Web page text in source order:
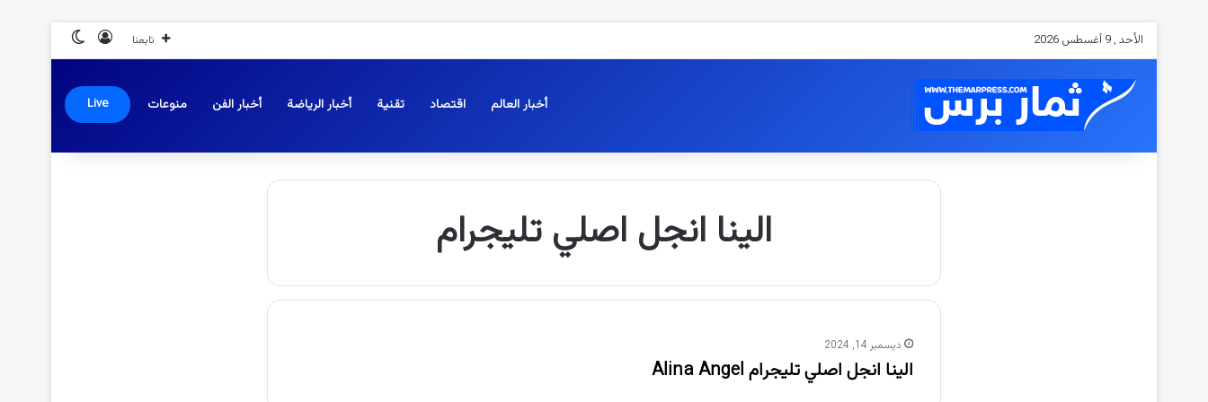
الأحد , 9 أغسطس 2026 تابعنا تسجيل الدخول
أخبار العالم اقتصاد تقنية أخبار الرياضة أخبار الفن منوعات Live
الينا انجل اصلي تليجرام
ديسمبر 14, 2024
الينا انجل اصلي تليجرام Alina Angel